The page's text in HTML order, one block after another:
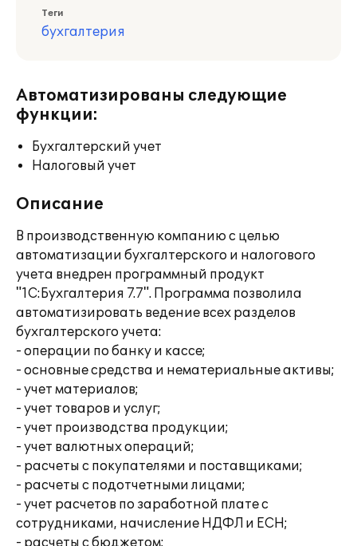
Теги
бухгалтерия
Автоматизированы следующие
функции:
Бухгалтерский учет
Налоговый учет
Описание
В производственную компанию с целью
автоматизации бухгалтерского и налогового
учета внедрен программный продукт
"1С:Бухгалтерия 7.7". Программа позволила
автоматизировать ведение всех разделов
бухгалтерского учета:
- операции по банку и кассе;
- основные средства и нематериальные активы;
- учет материалов;
- учет товаров и услуг;
- учет производства продукции;
- учет валютных операций;
- расчеты с покупателями и поставщиками;
- расчеты с подотчетными лицами;
- учет расчетов по заработной плате с
сотрудниками, начисление НДФЛ и ЕСН;
- расчеты с бюджетом;